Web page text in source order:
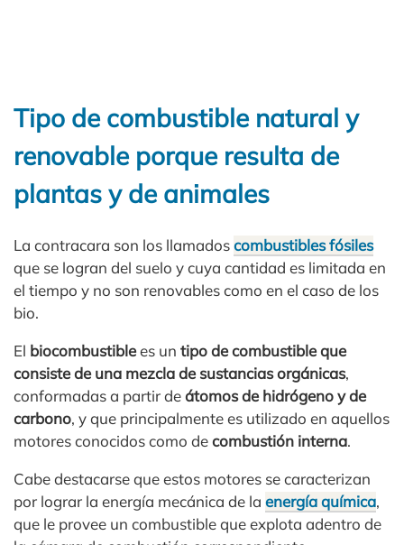
Tipo de combustible natural y
renovable porque resulta de
plantas y de animales
La contracara son los llamadoscombustibles fósiles
que se logran del suelo y cuya cantidad es limitada en
el tiempo y no son renovables como en el caso de los
bio.
El biocombustiblees un tipo de combustible que
consiste de una mezcla de sustancias orgánicas,
conformadas a partir deátomos de hidrógeno y de
carbono, y que principalmente es utilizado en aquellos
motores conocidos como decombustión interna.
Cabe destacarse que estos motores se caracterizan
por lograr la energía mecánica de la energía química,
que le provee un combustible que explota adentro de